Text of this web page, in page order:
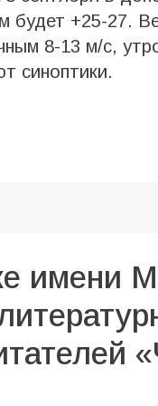
будет +25-27.
8-13 м/с,
синоптики.
имени